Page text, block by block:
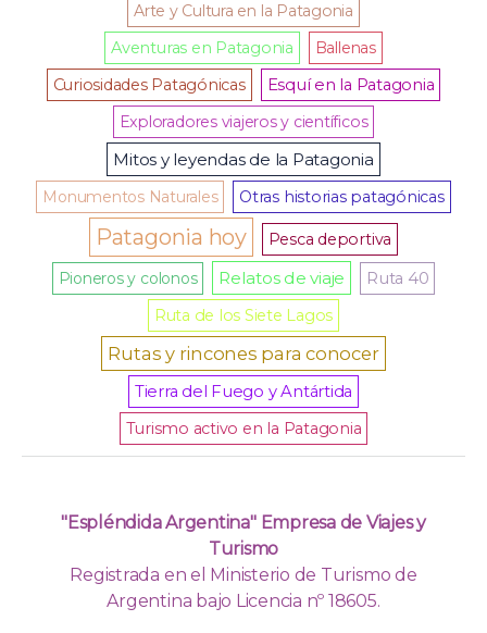
Arte y Cultura en la Patagonia
Aventuras en Patagonia
Ballenas
Curiosidades Patagónicas
Esquí en la Patagonia
Exploradores viajeros y científicos
Mitos y leyendas de la Patagonia
Monumentos Naturales Otras historias patagónicas
Patagonia hoy
Pesca deportiva
Pioneros y colonos
Relatos de viaje
Ruta 40
Ruta de los Siete Lagos
Rutas y rincones para conocer
Tierra del Fuego y Antártida
Turismo activo en la Patagonia
"Espléndida Argentina" Empresa de Viajes y
Turismo
Registrada en el Ministerio de Turismo de
Argentina bajo Licencia nº 18605.